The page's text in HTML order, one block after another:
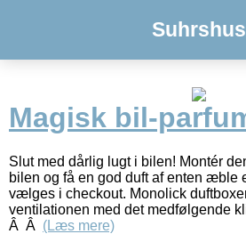
Suhrshus
Magisk bil-
Slut med dårlig lugt i bilen! Montér
bilen og få en god duft af enten æble
vælges i checkout. Monolick
ventilationen med det medfølgende
Â Â (Læs mere)